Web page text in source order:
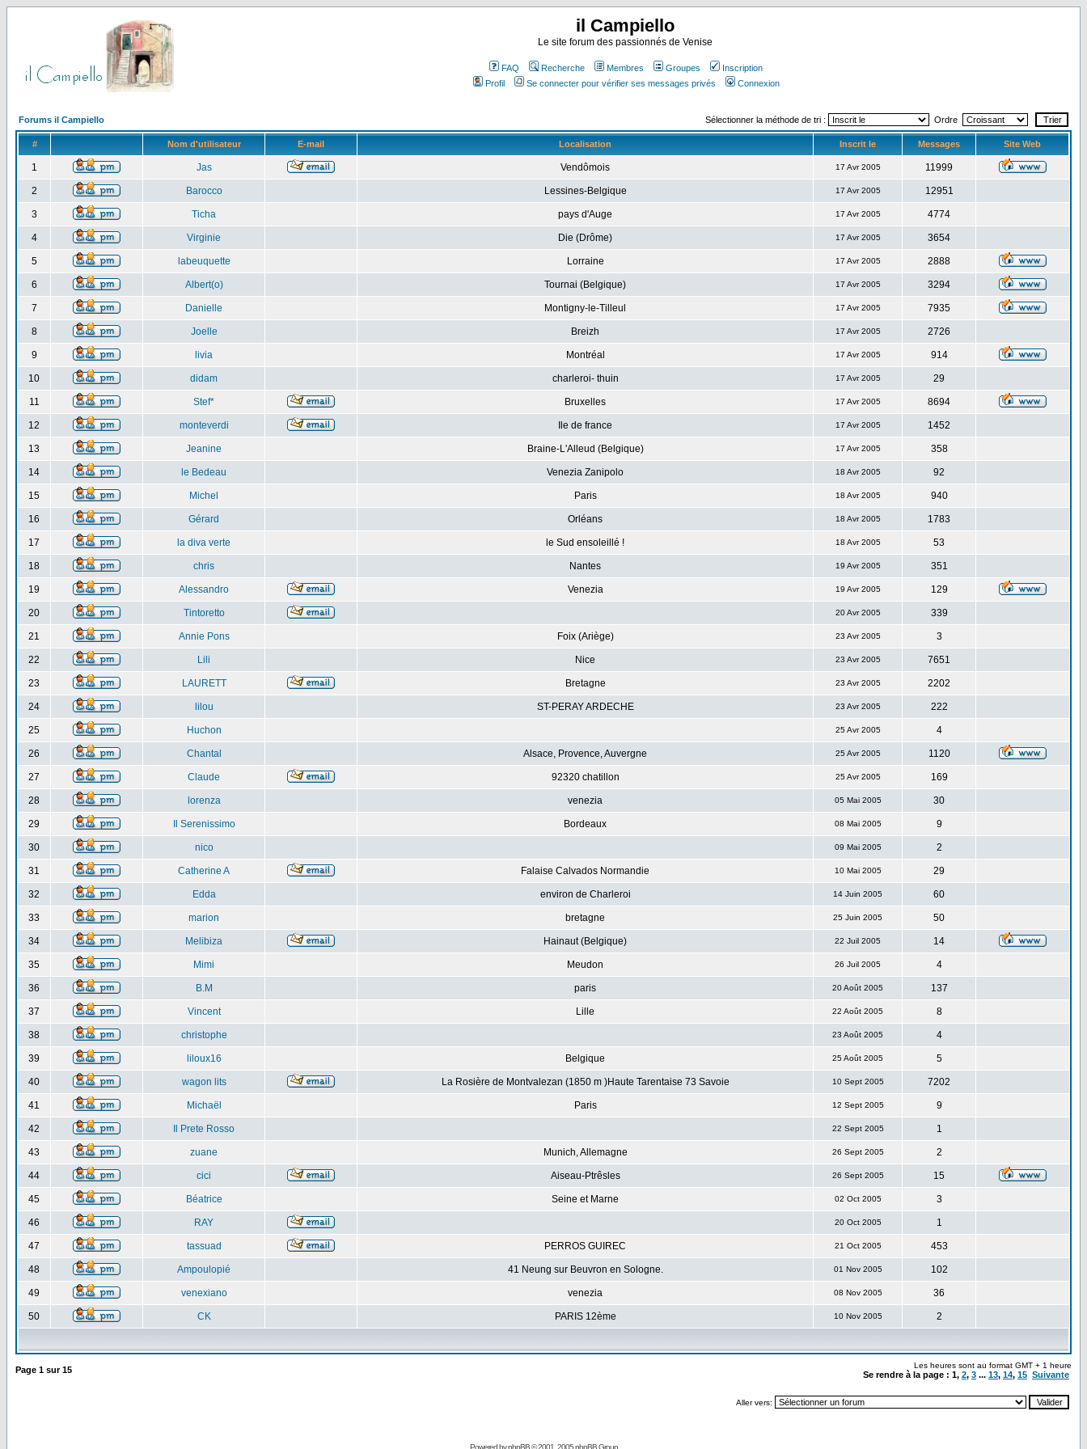
il Campiello
Le site forum des passionnés de Venise
FAQ Recherche Membres Groupes
Inscription
Profil
Se connecter pour vérifier ses messages privés Connexion
Forums il Campiello Sélectionner la méthode de tri : Ordre
# Nom d'utilisateur E-mail Localisation Inscrit le Messages Site Web
1 Jas Vendômois 17 Avr 2005 11999
2 Barocco Lessines-Belgique 17 Avr 2005 12951
3 Ticha pays d'Auge 17 Avr 2005 4774
4 Virginie Die (Drôme) 17 Avr 2005 3654
5 labeuquette Lorraine 17 Avr 2005 2888
6 Albert(o) Tournai (Belgique) 17 Avr 2005 3294
7 Danielle Montigny-le-Tilleul 17 Avr 2005 7935
8 Joelle Breizh 17 Avr 2005 2726
9 livia Montréal 17 Avr 2005 914
10 didam charleroi- thuin 17 Avr 2005 29
11 Stef* Bruxelles 17 Avr 2005 8694
12 monteverdi Ile de france 17 Avr 2005 1452
13 Jeanine Braine-L'Alleud (Belgique) 17 Avr 2005 358
14 le Bedeau Venezia Zanipolo 18 Avr 2005 92
15 Michel Paris 18 Avr 2005 940
16 Gérard Orléans 18 Avr 2005 1783
17 la diva verte le Sud ensoleillé ! 18 Avr 2005 53
18 chris Nantes 19 Avr 2005 351
19 Alessandro Venezia 19 Avr 2005 129
20 Tintoretto 20 Avr 2005 339
21 Annie Pons Foix (Ariège) 23 Avr 2005 3
22 Lili Nice 23 Avr 2005 7651
23 LAURETT Bretagne 23 Avr 2005 2202
24 lilou ST-PERAY ARDECHE 23 Avr 2005 222
25 Huchon 25 Avr 2005 4
26 Chantal Alsace, Provence, Auvergne 25 Avr 2005 1120
27 Claude 92320 chatillon 25 Avr 2005 169
28 lorenza venezia 05 Mai 2005 30
29 Il Serenissimo Bordeaux 08 Mai 2005 9
30 nico 09 Mai 2005 2
31 Catherine A Falaise Calvados Normandie 10 Mai 2005 29
32 Edda environ de Charleroi 14 Juin 2005 60
33 marion bretagne 25 Juin 2005 50
34 Melibiza Hainaut (Belgique) 22 Juil 2005 14
35 Mimi Meudon 26 Juil 2005 4
36 B.M paris 20 Août 2005 137
37 Vincent Lille 22 Août 2005 8
38 christophe 23 Août 2005 4
39 liloux16 Belgique 25 Août 2005 5
40 wagon lits La Rosière de Montvalezan (1850 m )Haute Tarentaise 73 Savoie 10 Sept 2005 7202
41 Michaël Paris 12 Sept 2005 9
42 Il Prete Rosso 22 Sept 2005 1
43 zuane Munich, Allemagne 26 Sept 2005 2
44 cici Aiseau-Ptrêsles 26 Sept 2005 15
45 Béatrice Seine et Marne 02 Oct 2005 3
46 RAY 20 Oct 2005 1
47 tassuad PERROS GUIREC 21 Oct 2005 453
48 Ampoulopié 41 Neung sur Beuvron en Sologne. 01 Nov 2005 102
49 venexiano venezia 08 Nov 2005 36
50 CK PARIS 12ème 10 Nov 2005 2
Page 1 sur15 Les heures sont au format GMT + 1 heure
Se rendre à la page : 1, 2, 3 ... 13, 14, 15 Suivante
Aller vers:
Powered byphpBB© 2001, 2005 phpBB Group